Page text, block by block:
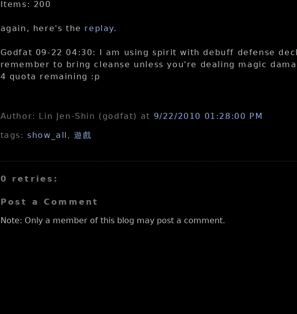
Items: 200
again, here's the replay.
Godfat 09-22 04:30: I am using spirit with debuff defense
remember to bring cleanse unless you're dealing magic
4 quota remaining :p
Author: Lin Jen-Shin (godfat) at 9/22/2010 01:28:00 PM
tags:show_all ,遊戲
0 retries:
Post a Comment
Note: Only a member of this blog may post a comment.